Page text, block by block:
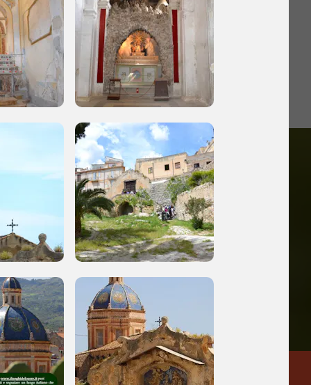
vicini e gli